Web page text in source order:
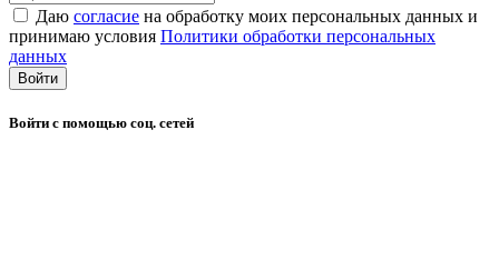
Даю согласие на обработку моих персональных данных и
принимаю условия Политики обработки персональных
данных
Войти
Войти с помощью соц. сетей